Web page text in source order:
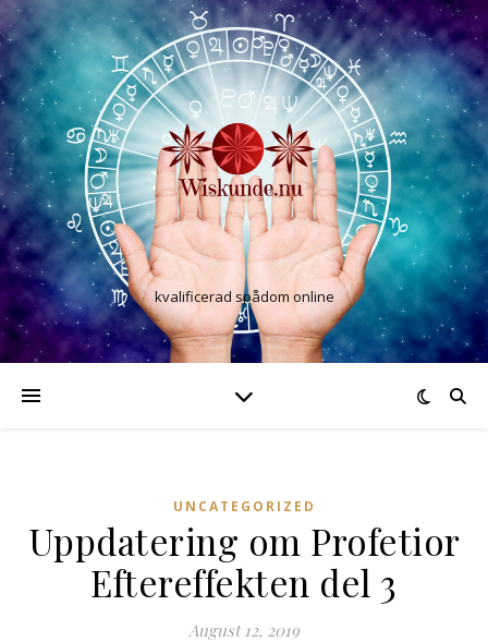
kvalificerad spådom online
UNCATEGORIZED
Uppdatering om Profetior
Eftereffekten del 3
August 12, 2019